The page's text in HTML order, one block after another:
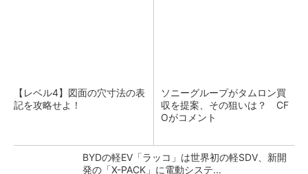
【レベル4】図面の穴寸法の表
記を攻略せよ！
ソニーグループがタムロン買
収を提案、その狙いは？ CF
Oがコメント
BYDの軽EV「ラッコ」は世界初の軽SDV、新開
発の「X-PACK」に電動システ...